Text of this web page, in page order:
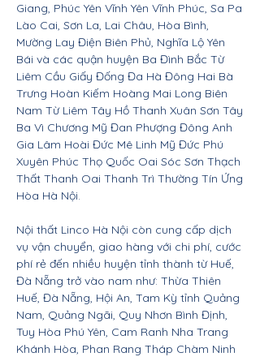
Giang, Phúc Yên Vĩnh Yên Vĩnh Phúc, Sa Pa
Lào Cai, Sơn La, Lai Châu, Hòa Bình,
Mường Lay Điện Biên Phủ, Nghĩa Lộ Yên
Bái và các quận huyện Ba Đình Bắc Từ
Liêm Cầu Giấy Đống Đa Hà Đông Hai Bà
Trưng Hoàn Kiếm Hoàng Mai Long Biên
Nam Từ Liêm Tây Hồ Thanh Xuân Sơn Tây
Ba Vì Chương Mỹ Đan Phượng Đông Anh
Gia Lâm Hoài Đức Mê Linh Mỹ Đức Phú
Xuyên Phúc Thọ Quốc Oai Sóc Sơn Thạch
Thất Thanh Oai Thanh Trì Thường Tín Ứng
Hòa Hà Nội.
Nội thất Linco Hà Nội còn cung cấp dịch
vụ vận chuyển, giao hàng với chi phí, cước
phí rẻ đến nhiều huyện tỉnh thành từ Huế,
Đà Nẵng trở vào nam như: Thừa Thiên
Huế, Đà Nẵng, Hội An, Tam Kỳ tỉnh Quảng
Nam, Quảng Ngãi, Quy Nhơn Bình Định,
Tuy Hòa Phú Yên, Cam Ranh Nha Trang
Khánh Hòa, Phan Rang Tháp Chàm Ninh